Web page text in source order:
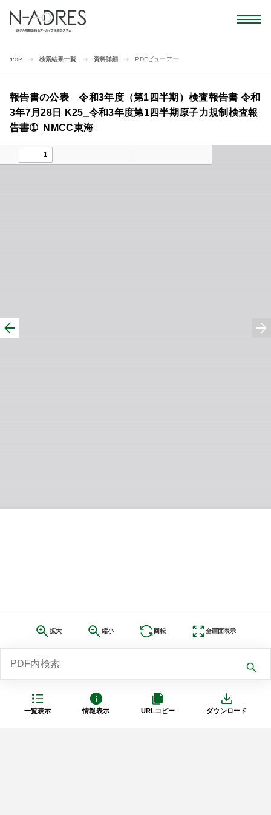
TOP 検索結果一覧 資料詳細 PDFビューアー
一覧表示 情報表示 URLコピー ダウンロード
報告書の公表 令和3年度（第1四半期）検査報告書 令和
3年7月28日 K25_令和3年度第1四半期原子力規制検査報
告書➀_NMCC東海
拡大 縮小 回転 全画面表示